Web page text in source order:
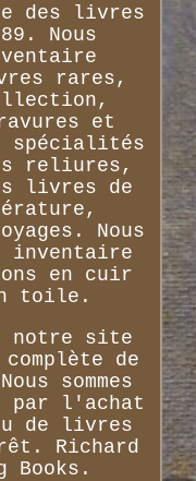
des livres
Nous
rares,
et
spécialités
reliures,
livres de
Nous
inventaire
en cuir
toile.
notre site
de
sommes
par l'achat
de livres
Richard
Books.